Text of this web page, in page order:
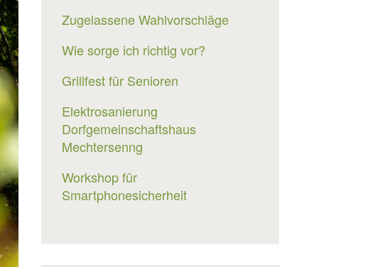
Zugelassene Wahlvorschläge
Wie sorge ich richtig vor?
Grillfest für Senioren
Elektrosanierung
Dorfgemeinschaftshaus
Mechtersenng
Workshop für
Smartphonesicherheit